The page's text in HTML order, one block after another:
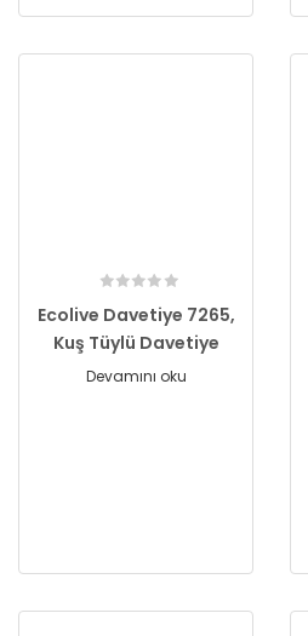
Ecolive Davetiye 7265,
Kuş Tüylü Davetiye
Devamını oku